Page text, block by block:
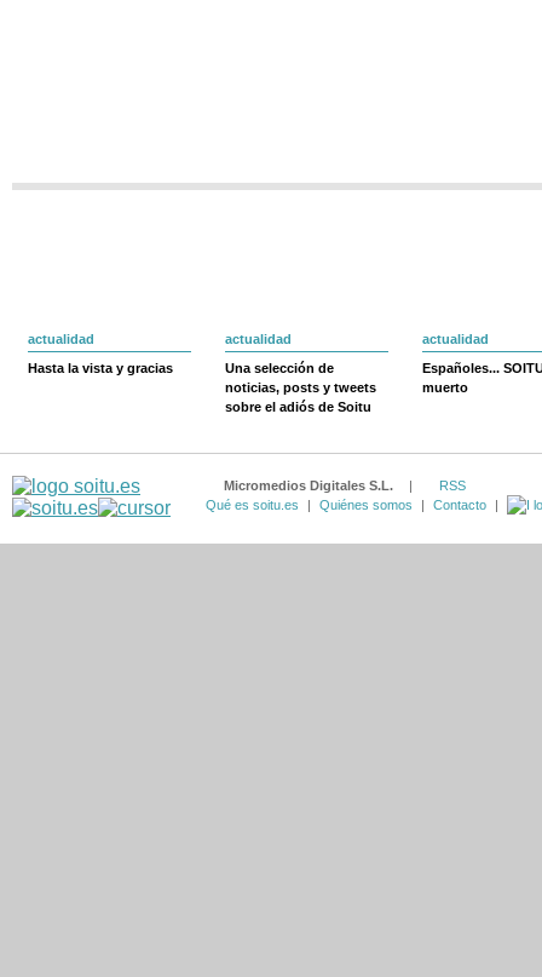
actualidad
Hasta la vista y gracias
actualidad
Una selección de
noticias, posts y tweets
sobre el adiós de Soitu
actualidad
Españoles...
muerto
Micromedios Digitales S.L. |
RSS
Qué es soitu.es
| Quiénes somos | Contacto |